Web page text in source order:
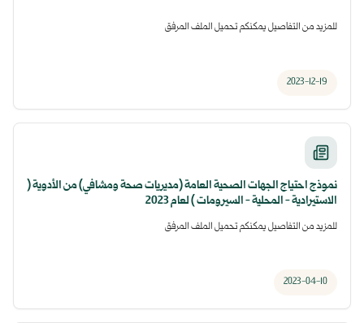
للمزيد من التفاصيل يمكنكم تحميل الملف المرفق
2023-12-19
نموذج احتياج الجهات الصحية العامة (مديريات صحة ومشافي) من الأدوية (
الاستيرادية - المحلية - السيرومات ) لعام 2023
للمزيد من التفاصيل يمكنكم تحميل الملف المرفق
2023-04-10